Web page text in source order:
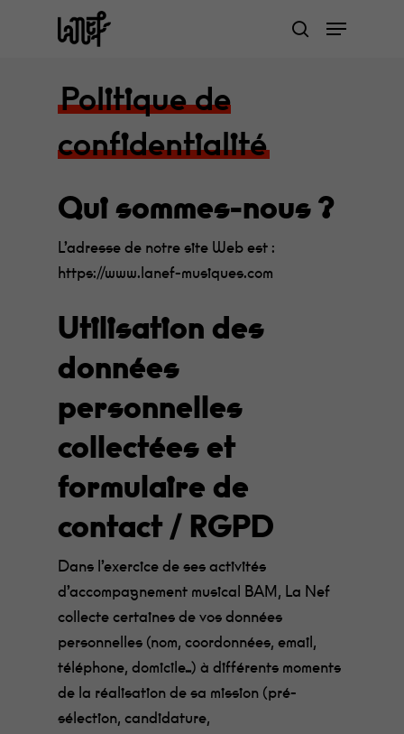
search
Menu
Politique de
confidentialité
Qui sommes-nous ?
L’adresse de notre site Web est :
https://www.lanef-musiques.com
Utilisation des
données
personnelles
collectées et
formulaire de
contact / RGPD
Dans l’exercice de ses activités
d’accompagnement musical BAM, La Nef
collecte certaines de vos données
personnelles (nom, coordonnées, email,
téléphone, domicile…) à différents moments
de la réalisation de sa mission (pré-
sélection, candidature,